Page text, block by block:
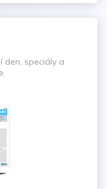
den, speciály a